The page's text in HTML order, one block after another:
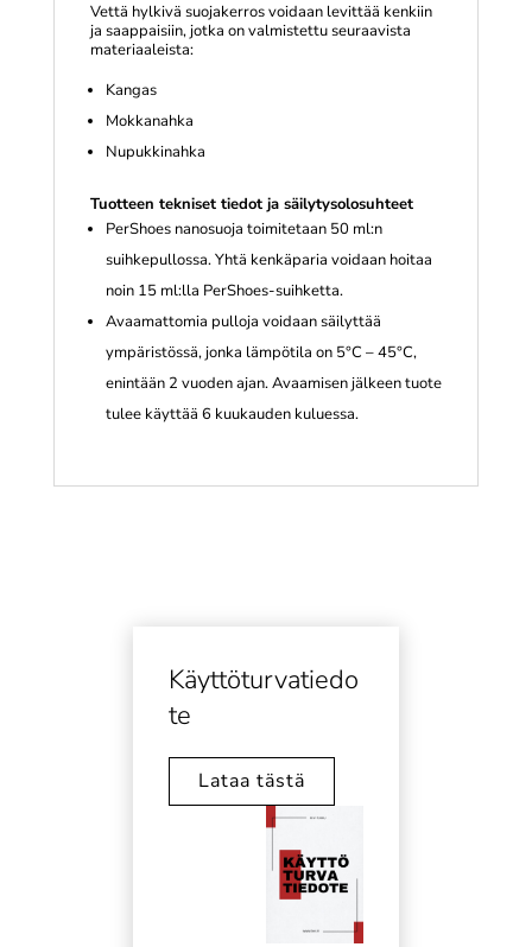
Vettä hylkivä suojakerros voidaan levittää kenkiin
ja saappaisiin, jotka on valmistettu seuraavista
materiaaleista:
Kangas
Mokkanahka
Nupukkinahka
Tuotteen tekniset tiedot ja säilytysolosuhteet
PerShoes nanosuoja toimitetaan 50 ml:n
suihkepullossa. Yhtä kenkäparia voidaan hoitaa
noin 15 ml:lla PerShoes-suihketta.
Avaamattomia pulloja voidaan säilyttää
ympäristössä, jonka lämpötila on 5°C – 45°C,
enintään 2 vuoden ajan. Avaamisen jälkeen tuote
tulee käyttää 6 kuukauden kuluessa.
Käyttöturvatiedo
te
Lataa tästä